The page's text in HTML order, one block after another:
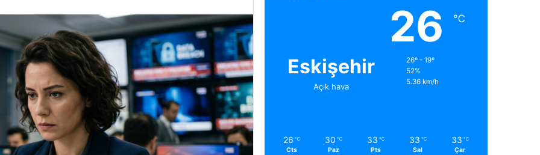
Eskişehir
Açık hava
26 ℃
26º - 19º
52%
5.36 km/h
26 ℃
Cts
30 ℃
Paz
33 ℃
Pts
33 ℃
Sal
33 ℃
Çar